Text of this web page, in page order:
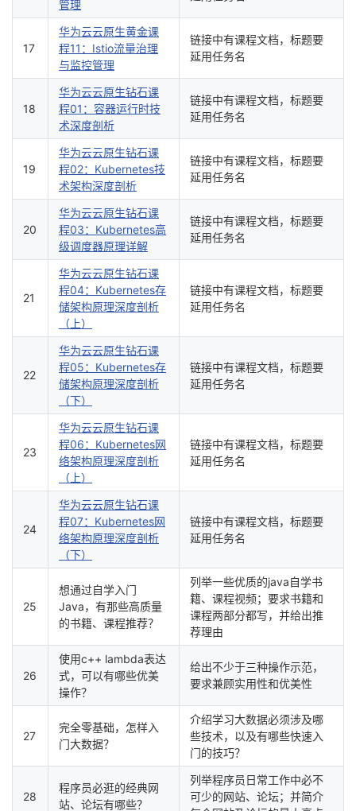
管理
17
华为云云原生黄金课
程11：Istio流量治理
与监控管理
链接中有课程文档，标题要
延用任务名
18
华为云云原生钻石课
程01：容器运行时技
术深度剖析
链接中有课程文档，标题要
延用任务名
19
华为云云原生钻石课
程02：Kubernetes技
术架构深度剖析
链接中有课程文档，标题要
延用任务名
20
华为云云原生钻石课
程03：Kubernetes高
级调度器原理详解
链接中有课程文档，标题要
延用任务名
21
华为云云原生钻石课
程04：Kubernetes存
储架构原理深度剖析
（上）
链接中有课程文档，标题要
延用任务名
22
华为云云原生钻石课
程05：Kubernetes存
储架构原理深度剖析
（下）
链接中有课程文档，标题要
延用任务名
23
华为云云原生钻石课
程06：Kubernetes网
络架构原理深度剖析
（上）
链接中有课程文档，标题要
延用任务名
24
华为云云原生钻石课
程07：Kubernetes网
络架构原理深度剖析
（下）
链接中有课程文档，标题要
延用任务名
25
想通过自学入门
Java，有那些高质量
的书籍、课程推荐？
列举一些优质的java自学书
籍、课程视频；要求书籍和
课程两部分都写，并给出推
荐理由
26
使用c++ lambda表达
式，可以有哪些优美
操作？
给出不少于三种操作示范，
要求兼顾实用性和优美性
27
完全零基础，怎样入
门大数据？
介绍学习大数据必须涉及哪
些技术，以及有哪些快速入
门的技巧？
28
程序员必逛的经典网
站、论坛有哪些？
列举程序员日常工作中必不
可少的网站、论坛；并简介